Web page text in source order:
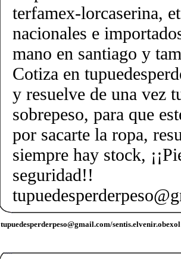
terfamex-lorcaserina,
nacionales e
mano en santiago y
Cotiza en
y resuelve de una vez
sobrepeso, para que
por sacarte la ropa,
siempre hay stock,
seguridad!!
tupuedesperderpeso@gmail.com/sentis.elvenir.obexol